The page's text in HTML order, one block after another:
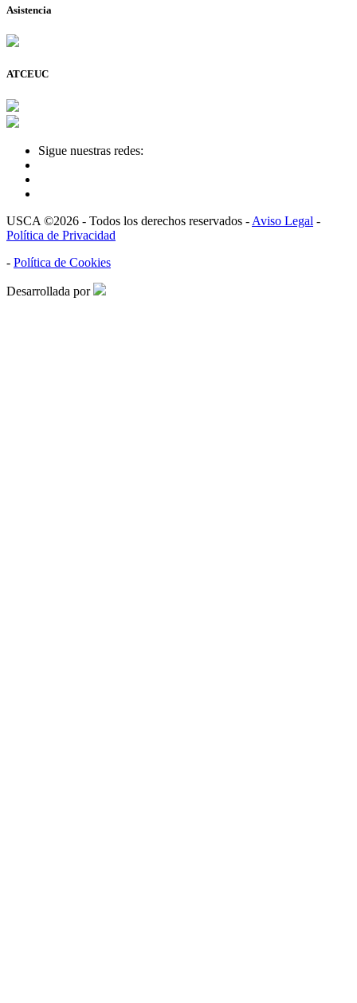
Asistencia
ATCEUC
Sigue nuestras redes:
USCA ©2026 - Todos los derechos reservados - Aviso Legal -
Política de Privacidad
- Política de Cookies
Desarrollada por